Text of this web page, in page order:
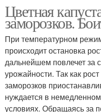
Цветная
заморозков.
При температурном
происходит остановка
дальнейшем повлечет за
урожайности. Так как
заморозков
нуждается в
условиях. Обращаясь за